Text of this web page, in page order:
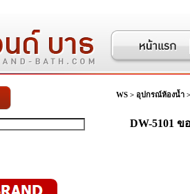
WS > อุปกรณ์ห้องน้ำ
DW-5101